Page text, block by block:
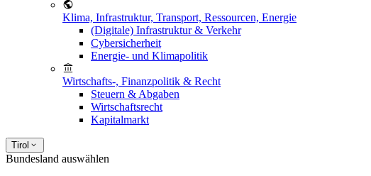
Klima, Infrastruktur, Transport, Ressourcen, Energie
(Digitale) Infrastruktur & Verkehr
Cybersicherheit
Energie- und Klimapolitik
Wirtschafts-, Finanzpolitik & Recht
Steuern & Abgaben
Wirtschaftsrecht
Kapitalmarkt
Tirol
Bundesland auswählen